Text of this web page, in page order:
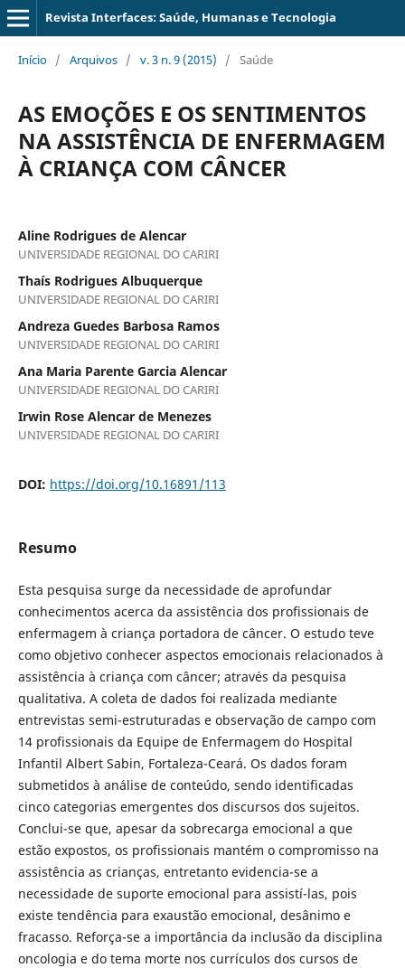
Revista Interfaces: Saúde, Humanas e Tecnologia
Início / Arquivos / v. 3 n. 9 (2015) / Saúde
AS EMOÇÕES E OS SENTIMENTOS
NA ASSISTÊNCIA DE ENFERMAGEM
À CRIANÇA COM CÂNCER
Aline Rodrigues de Alencar
UNIVERSIDADE REGIONAL DO CARIRI
Thaís Rodrigues Albuquerque
UNIVERSIDADE REGIONAL DO CARIRI
Andreza Guedes Barbosa Ramos
UNIVERSIDADE REGIONAL DO CARIRI
Ana Maria Parente Garcia Alencar
UNIVERSIDADE REGIONAL DO CARIRI
Irwin Rose Alencar de Menezes
UNIVERSIDADE REGIONAL DO CARIRI
DOI: https://doi.org/10.16891/113
Resumo
Esta pesquisa surge da necessidade de aprofundar
conhecimentos acerca da assistência dos profissionais de
enfermagem à criança portadora de câncer. O estudo teve
como objetivo conhecer aspectos emocionais relacionados à
assistência à criança com câncer; através da pesquisa
qualitativa. A coleta de dados foi realizada mediante
entrevistas semi-estruturadas e observação de campo com
14 profissionais da Equipe de Enfermagem do Hospital
Infantil Albert Sabin, Fortaleza-Ceará. Os dados foram
submetidos à análise de conteúdo, sendo identificadas
cinco categorias emergentes dos discursos dos sujeitos.
Conclui-se que, apesar da sobrecarga emocional a que
estão expostos, os profissionais mantém o compromisso na
assistência as crianças, entretanto evidencia-se a
necessidade de suporte emocional para assistí-las, pois
existe tendência para exaustão emocional, desânimo e
fracasso. Reforça-se a importância da inclusão da disciplina
oncologia e do tema morte nos currículos dos cursos de